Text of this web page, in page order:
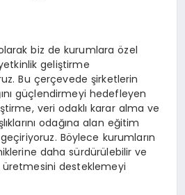
biz de kurumlara özel
geliştirme
Bu çerçevede şirketlerin
güçlendirmeyi hedefleyen
veri odaklı karar alma ve
odağına alan eğitim
Böylece kurumların
daha sürdürülebilir ve
desteklemeyi